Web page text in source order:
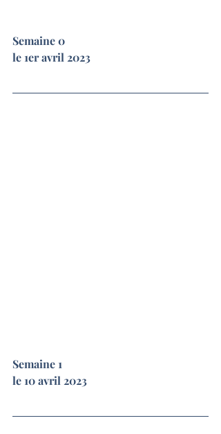
Semaine 0
le 1er avril 2023
Semaine 1
le 10 avril 2023